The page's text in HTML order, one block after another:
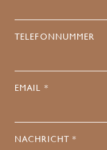
TELEFONNUMMER
EMAIL *
NACHRICHT *